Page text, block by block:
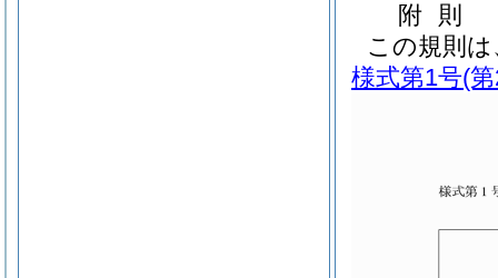
附 則
この規則
様式第1号(